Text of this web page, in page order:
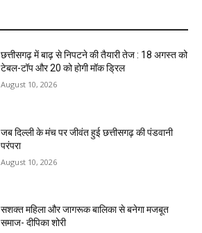
छत्तीसगढ़ में बाढ़ से निपटने की तैयारी तेज : 18 अगस्त को
टेबल-टॉप और 20 को होगी मॉक ड्रिल
August 10, 2026
जब दिल्ली के मंच पर जीवंत हुई छत्तीसगढ़ की पंडवानी
परंपरा
August 10, 2026
सशक्त महिला और जागरूक बालिका से बनेगा मजबूत
समाज- दीपिका शोरी